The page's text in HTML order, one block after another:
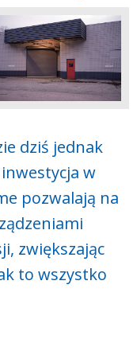
dziś jednak
inwestycja w
pozwalają na
zwiększając
to wszystko